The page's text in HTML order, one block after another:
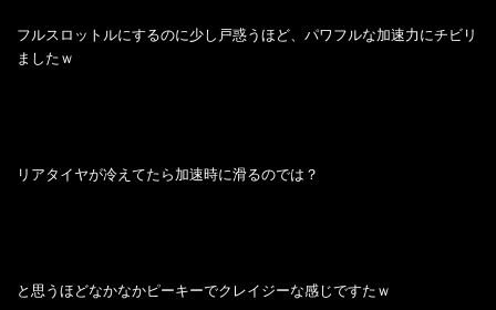
フルスロットルにするのに少し戸惑うほど、パワフルな加速力にチビリ
ましたｗ
リアタイヤが冷えてたら加速時に滑るのでは？
と思うほどなかなかピーキーでクレイジーな感じですたｗ